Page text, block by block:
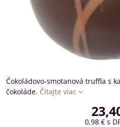
Čokoládovo-smotanová truffla s
čokoláde. Čítajte viac
0,98 € s